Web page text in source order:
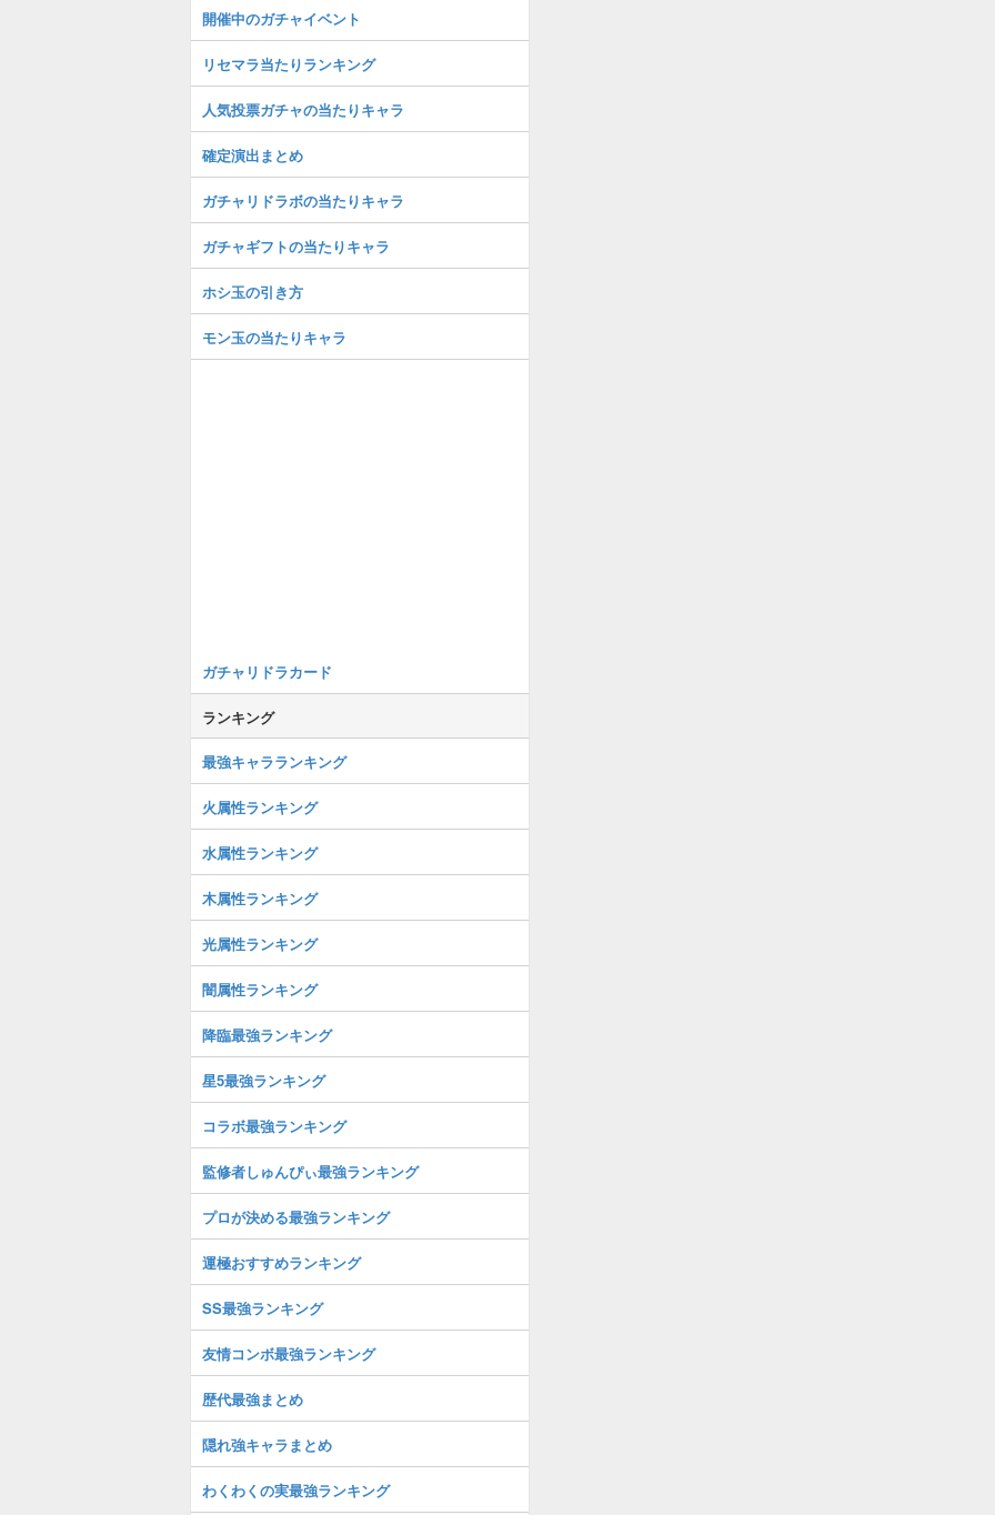
開催中のガチャイベント
リセマラ当たりランキング
人気投票ガチャの当たりキャラ
確定演出まとめ
ガチャリドラボの当たりキャラ
ガチャギフトの当たりキャラ
ホシ玉の引き方
モン玉の当たりキャラ
ガチャリドラカード
ランキング
最強キャラランキング
火属性ランキング
水属性ランキング
木属性ランキング
光属性ランキング
闇属性ランキング
降臨最強ランキング
星5最強ランキング
コラボ最強ランキング
監修者しゅんぴぃ最強ランキング
プロが決める最強ランキング
運極おすすめランキング
SS最強ランキング
友情コンボ最強ランキング
歴代最強まとめ
隠れ強キャラまとめ
わくわくの実最強ランキング